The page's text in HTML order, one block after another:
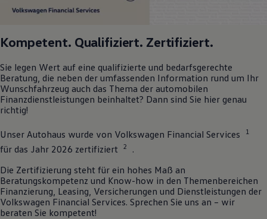
Kompetent. Qualifiziert. Zertifiziert.
Sie legen Wert auf eine qualifizierte und bedarfsgerechte
Beratung, die neben der umfassenden Information rund um Ihr
Wunschfahrzeug auch das Thema der automobilen
Finanzdienstleistungen beinhaltet? Dann sind Sie hier genau
richtig!
Unser Autohaus wurde von Volkswagen Financial Services 1
für das Jahr 2026 zertifiziert 2
.
Die Zertifizierung steht für ein hohes Maß an
Beratungskompetenz und Know-how in den Themenbereichen
Finanzierung, Leasing, Versicherungen und Dienstleistungen der
Volkswagen Financial Services. Sprechen Sie uns an – wir
beraten Sie kompetent!